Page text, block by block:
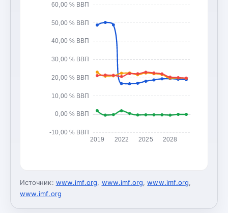
-10,00 % ВВП
0,00 % ВВП
10,00 % ВВП
20,00 % ВВП
30,00 % ВВП
40,00 % ВВП
50,00 % ВВП
60,00 % ВВП
2019 2022 2025 2028
Источник: www.imf.org, www.imf.org,www.imf.org,
www.imf.org